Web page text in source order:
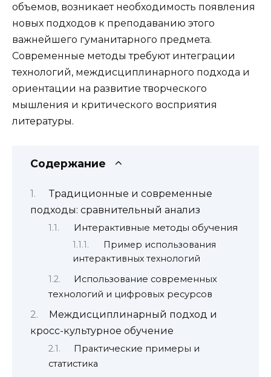
объемов, возникает необходимость появления
новых подходов к преподаванию этого
важнейшего гуманитарного предмета.
Современные методы требуют интеграции
технологий, междисциплинарного подхода и
ориентации на развитие творческого
мышления и критического восприятия
литературы.
Содержание
Традиционные и современные
подходы: сравнительный анализ
Интерактивные методы обучения
Пример использования
интерактивных технологий
Использование современных
технологий и цифровых ресурсов
Междисциплинарный подход и
кросс-культурное обучение
Практические примеры и
статистика